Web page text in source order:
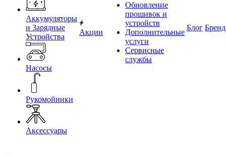
Аккумуляторы
и Зарядные
Устройства
Насосы
Рукомойники
Аксессуары
Акции
Обновление
прошивок и
устройств
Дополнительные
услуги
Сервисные
службы
Блог